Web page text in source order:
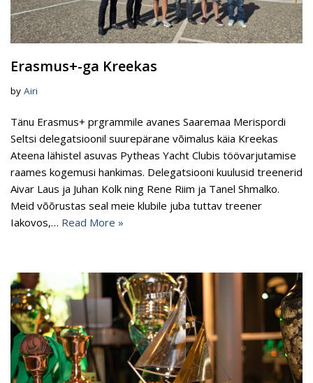
Erasmus+-ga Kreekas
by Airi
Tänu Erasmus+ prgrammile avanes Saaremaa Merispordi
Seltsi delegatsioonil suurepärane võimalus käia Kreekas
Ateena lähistel asuvas Pytheas Yacht Clubis töövarjutamise
raames kogemusi hankimas. Delegatsiooni kuulusid treenerid
Aivar Laus ja Juhan Kolk ning Rene Riim ja Tanel Shmalko.
Meid võõrustas seal meie klubile juba tuttav treener
Iakovos,… Read More »